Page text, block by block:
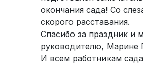
окончания сада! Со
скорого расставания.
Спасибо за праздник и
руководителю, Марине
И всем работникам